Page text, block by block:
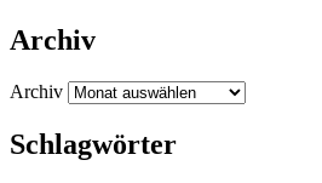
Archiv
Archiv
Schlagwörter